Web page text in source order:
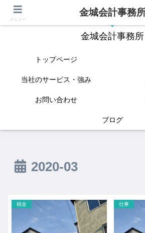
IT(クラウド会計)と相続に強い姫
金城会計事務所
トップページ
当社のサービス・強み
お問い合わせ
ブログ
2020-03
税金 仕事
メニュー
金城会計事務